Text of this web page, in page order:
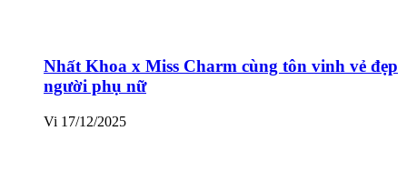
Nhất Khoa x Miss Charm cùng tôn vinh vẻ đẹp
người phụ nữ
Vi 17/12/2025